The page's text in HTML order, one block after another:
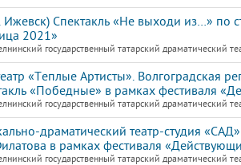
Ижевск) Спектакль «Не выходи из…» по
2021»
государственный татарский драматический
«Теплые Артисты». Волгоградская
«Победные» в рамках фестиваля
государственный татарский драматический
драматический театр-студия
в рамках фестиваля
государственный татарский драматический